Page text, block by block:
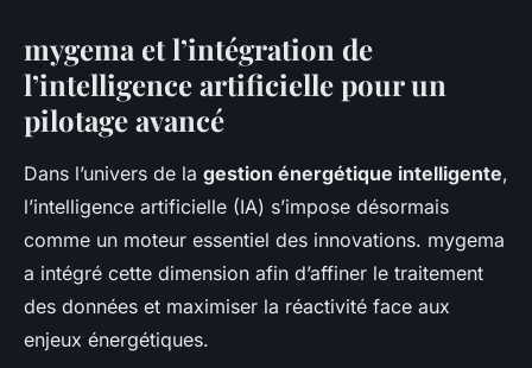
mygema et l’intégration de
l’intelligence artificielle pour un
pilotage avancé
Dans l’univers de la gestion énergétique intelligente,
l’intelligence artificielle (IA) s’impose désormais
comme un moteur essentiel des innovations. mygema
a intégré cette dimension afin d’affiner le traitement
des données et maximiser la réactivité face aux
enjeux énergétiques.